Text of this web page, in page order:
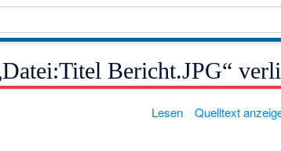
Bericht.JPG“
Lesen Quelltext